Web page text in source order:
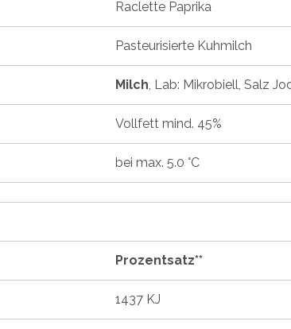
Raclette Paprika
Pasteurisierte Kuhmilch
Milch , Lab: Mikrobiell, Salz
Vollfett mind. 45%
bei max. 5.0 °C
Prozentsatz**
1437 KJ